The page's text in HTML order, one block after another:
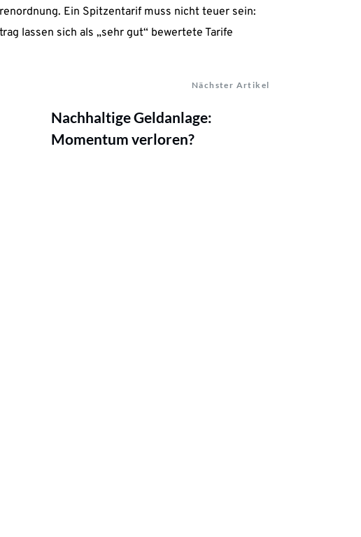
Ein Spitzentarif muss nicht teuer sein:
lassen sich als „sehr gut“ bewertete Tarife
Nächster Artikel
Nachhaltige Geldanlage:
Momentum verloren?